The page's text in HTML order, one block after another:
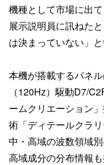
機種として市場に出
展示説明員に訊ねた
は決まっていない」と
本機が搭載するパネ
（120Hz）駆動D7/
ームクリエーション
術「ディテールクラ
中・高域の波数領域
高域成分の分布情報